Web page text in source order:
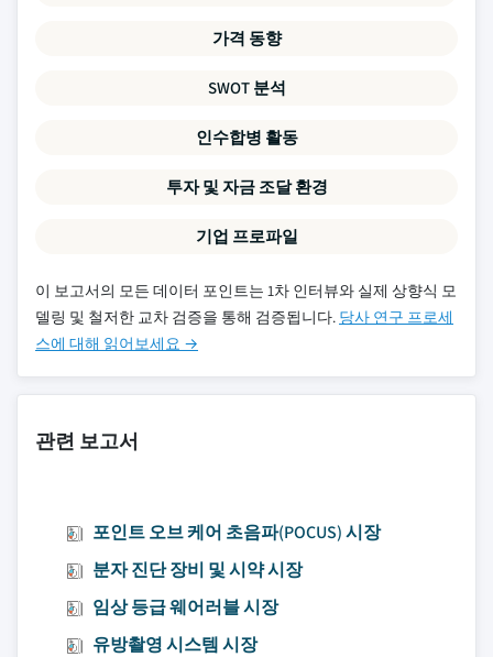
가격 동향
SWOT 분석
인수합병 활동
투자 및 자금 조달 환경
기업 프로파일
이 보고서의 모든 데이터 포인트는 1차 인터뷰와 실제 상향식 모
델링 및 철저한 교차 검증을 통해 검증됩니다. 당사 연구 프로세
스에 대해 읽어보세요 →
관련 보고서
포인트 오브 케어 초음파(POCUS) 시장
분자 진단 장비 및 시약 시장
임상 등급 웨어러블 시장
유방촬영 시스템 시장